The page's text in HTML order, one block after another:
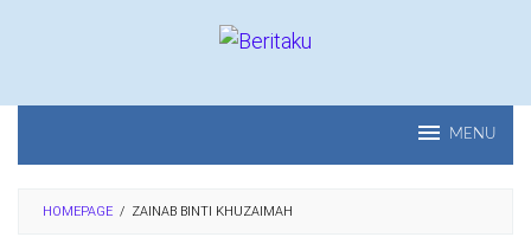
MENU
HOMEPAGE / ZAINAB BINTI KHUZAIMAH